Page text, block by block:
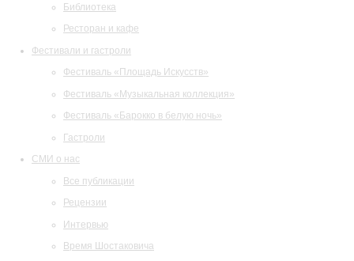
Библиотека
Ресторан и кафе
Фестивали и гастроли
Фестиваль «Площадь Искусств»
Фестиваль «Музыкальная коллекция»
Фестиваль «Барокко в белую ночь»
Гастроли
СМИ о нас
Все публикации
Рецензии
Интервью
Время Шостаковича